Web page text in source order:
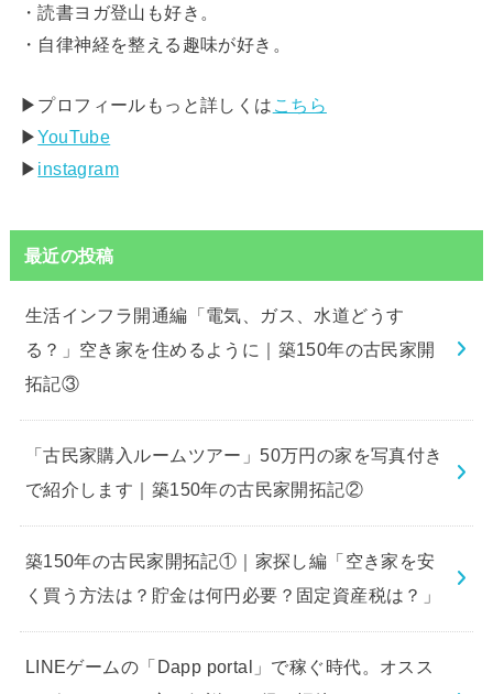
・読書ヨガ登山も好き。
・自律神経を整える趣味が好き。
▶︎プロフィールもっと詳しくは こちら
▶︎YouTube
▶︎ instagram
最近の投稿
生活インフラ開通編「電気、ガス、水道どうす
る？」空き家を住めるように｜築150年の古民家開
拓記③
「古民家購入ルームツアー」50万円の家を写真付き
で紹介します｜築150年の古民家開拓記②
築150年の古民家開拓記①｜家探し編「空き家を安
く買う方法は？貯金は何円必要？固定資産税は？」
LINEゲームの「Dapp portal」で稼ぐ時代。オスス